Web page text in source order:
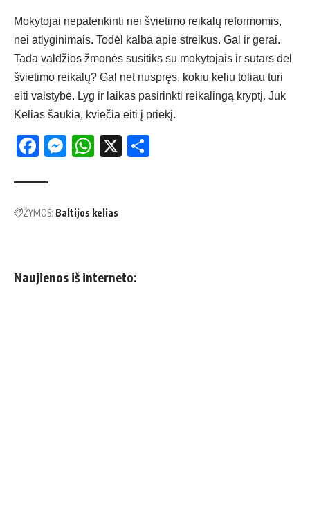
Mokytojai nepatenkinti nei švietimo reikalų reformomis,
nei atlyginimais. Todėl kalba apie streikus. Gal ir gerai.
Tada valdžios žmonės susitiks su mokytojais ir sutars dėl
švietimo reikalų? Gal net nuspręs, kokiu keliu toliau turi
eiti valstybė. Lyg ir laikas pasirinkti reikalingą kryptį. Juk
Kelias šaukia, kviečia eiti į priekį.
Facebook
Messenger
WhatsApp
X
ŽYMOS: Baltijos kelias
Naujienos iš interneto: